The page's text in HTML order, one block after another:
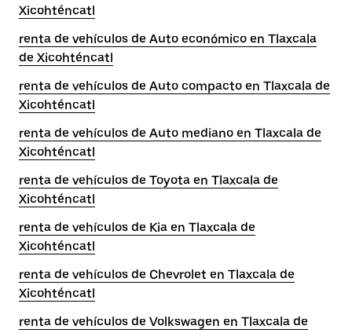
Xicohténcatl
renta de vehículos de Auto económico en Tlaxcala
de Xicohténcatl
renta de vehículos de Auto compacto en Tlaxcala de
Xicohténcatl
renta de vehículos de Auto mediano en Tlaxcala de
Xicohténcatl
renta de vehículos de Toyota en Tlaxcala de
Xicohténcatl
renta de vehículos de Kia en Tlaxcala de
Xicohténcatl
renta de vehículos de Chevrolet en Tlaxcala de
Xicohténcatl
renta de vehículos de Volkswagen en Tlaxcala de